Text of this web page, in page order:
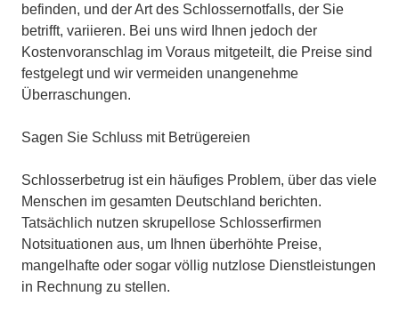
befinden, und der Art des Schlossernotfalls, der Sie
betrifft, variieren. Bei uns wird Ihnen jedoch der
Kostenvoranschlag im Voraus mitgeteilt, die Preise sind
festgelegt und wir vermeiden unangenehme
Überraschungen.
Sagen Sie Schluss mit Betrügereien
Schlosserbetrug ist ein häufiges Problem, über das viele
Menschen im gesamten Deutschland berichten.
Tatsächlich nutzen skrupellose Schlosserfirmen
Notsituationen aus, um Ihnen überhöhte Preise,
mangelhafte oder sogar völlig nutzlose Dienstleistungen
in Rechnung zu stellen.